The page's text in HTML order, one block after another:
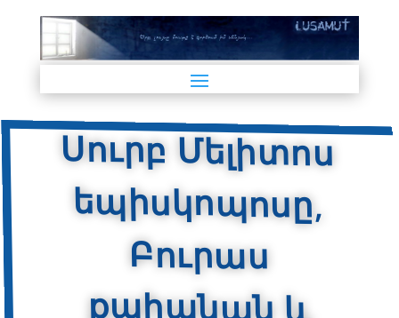
Սուրբ Մելիտոս
եպիսկոպոսը,
Բուրաս
քահանան և
Շինու